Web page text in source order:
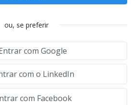
ou, se preferir
com Google
com o LinkedIn
com Facebook